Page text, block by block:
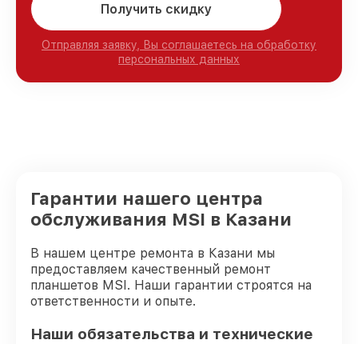
Получить скидку
Отправляя заявку, Вы соглашаетесь на обработку
персональных данных
Гарантии нашего центра
обслуживания MSI в Казани
В нашем центре ремонта в Казани мы
предоставляем качественный ремонт
планшетов MSI. Наши гарантии строятся на
ответственности и опыте.
Наши обязательства и технические